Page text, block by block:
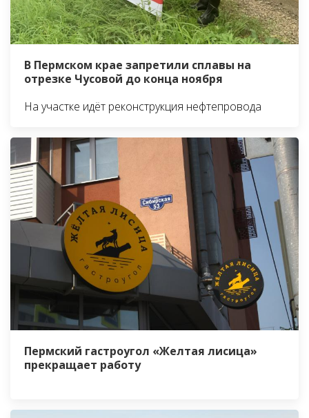
В Пермском крае запретили сплавы на
отрезке Чусовой до конца ноября
На участке идёт реконструкция нефтепровода
Пермский гастроугол «Желтая лисица»
прекращает работу